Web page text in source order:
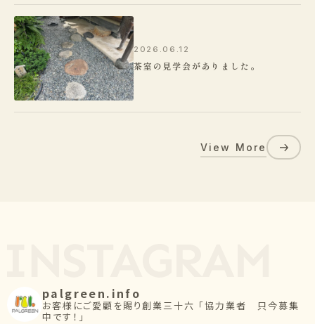
2026.06.12
茶室の見学会がありました。
View More
palgreen.info
お客様にご愛顧を賜り創業三十六 「協力業者 只今募集
中です！」